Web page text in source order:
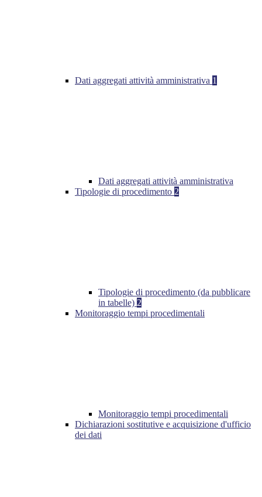
Dati aggregati attività amministrativa 1
Dati aggregati attività amministrativa
Tipologie di procedimento 2
Tipologie di procedimento (da pubblicare
in tabelle) 2
Monitoraggio tempi procedimentali
Monitoraggio tempi procedimentali
Dichiarazioni sostitutive e acquisizione d'ufficio
dei dati